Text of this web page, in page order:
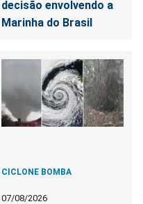
decisão envolvendo a
Marinha do Brasil
CICLONE BOMBA
07/08/2026